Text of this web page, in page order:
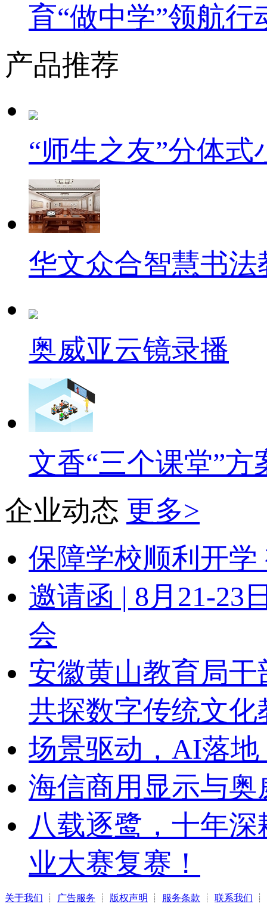
育“做中学”领航行
产品推荐
“师生之友”分体
华文众合智慧书法
奥威亚云镜录播
文香“三个课堂”方
企业动态 更多>
保障学校顺利开
邀请函 | 8月21-23
会
安徽黄山教育局
共探数字传统文化
场景驱动，AI落
海信商用显示与
八载逐鹭，十年
业大赛复赛！
关于我们 ┊ 广告服务 ┊ 版权声明 ┊ 服务条款 ┊ 联系我们 ┊